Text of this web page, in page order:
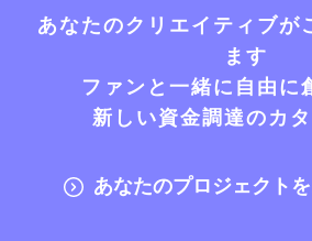
あなたのクリエイティブが
ます
ファンと一緒に自由に
新しい資金調達のカ
あなたのプロジェクト